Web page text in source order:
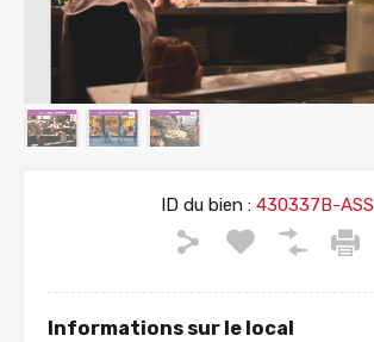
ID du bien :430337B-ASS
Informations sur le local